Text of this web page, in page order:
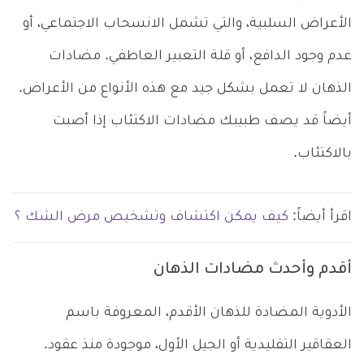
الأعراض السلبية، والتي تشمل الانسحاب الاجتماعي، أو
عدم وجود الدافع، أو قلة التعبير العاطفي. مضادات
الذهان لا تعمل بشكل جيد مع هذه الأنواع من الأعراض.
أيضاً قد يصف طبيبك مضادات الاكتئاب إذا أصبت
بالاكتئاب.
اقرأ أيضاً: كيف يمكن اكتشاف وتشخيص مرض الشك ؟
أقدم وأحدث مضادات الذهان
الأدوية المضادة للذهان الأقدم، المعروفة باسم
العقاقير التقليدية أو الجيل الأول، موجودة منذ عقود.